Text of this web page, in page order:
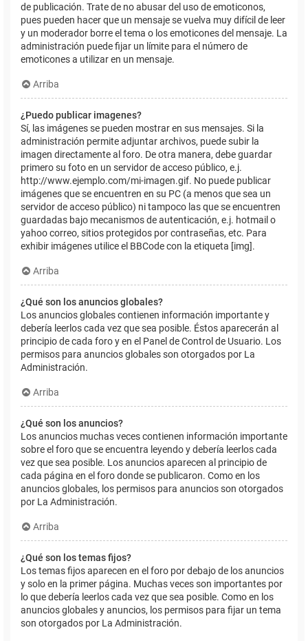
de publicación. Trate de no abusar del uso de emoticonos,
pues pueden hacer que un mensaje se vuelva muy difícil de leer
y un moderador borre el tema o los emoticones del mensaje. La
administración puede fijar un límite para el número de
emoticones a utilizar en un mensaje.
Arriba
¿Puedo publicar imagenes?
Sí, las imágenes se pueden mostrar en sus mensajes. Si la
administración permite adjuntar archivos, puede subir la
imagen directamente al foro. De otra manera, debe guardar
primero su foto en un servidor de acceso público, e.j.
http://www.ejemplo.com/mi-imagen.gif. No puede publicar
imágenes que se encuentren en su PC (a menos que sea un
servidor de acceso público) ni tampoco las que se encuentren
guardadas bajo mecanismos de autenticación, e.j. hotmail o
yahoo correo, sitios protegidos por contraseñas, etc. Para
exhibir imágenes utilice el BBCode con la etiqueta [img].
Arriba
¿Qué son los anuncios globales?
Los anuncios globales contienen información importante y
debería leerlos cada vez que sea posible. Éstos aparecerán al
principio de cada foro y en el Panel de Control de Usuario. Los
permisos para anuncios globales son otorgados por La
Administración.
Arriba
¿Qué son los anuncios?
Los anuncios muchas veces contienen información importante
sobre el foro que se encuentra leyendo y debería leerlos cada
vez que sea posible. Los anuncios aparecen al principio de
cada página en el foro donde se publicaron. Como en los
anuncios globales, los permisos para anuncios son otorgados
por La Administración.
Arriba
¿Qué son los temas fijos?
Los temas fijos aparecen en el foro por debajo de los anuncios
y solo en la primer página. Muchas veces son importantes por
lo que debería leerlos cada vez que sea posible. Como en los
anuncios globales y anuncios, los permisos para fijar un tema
son otorgados por La Administración.